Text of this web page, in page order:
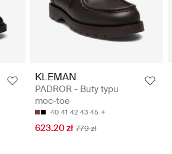
KLEMAN
PADROR - Buty typu
moc-toe
40 41 42 43 45
623.20 zł 779 zł